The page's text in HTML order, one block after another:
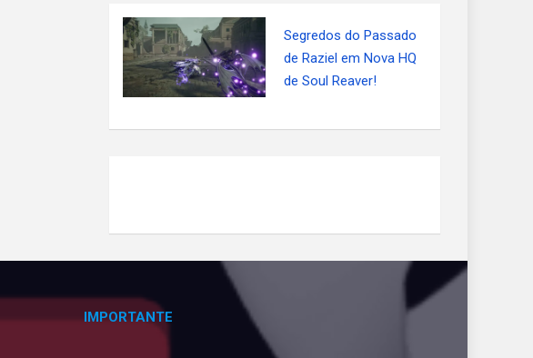
Segredos do Passado
de Raziel em Nova HQ
de Soul Reaver!
IMPORTANTE